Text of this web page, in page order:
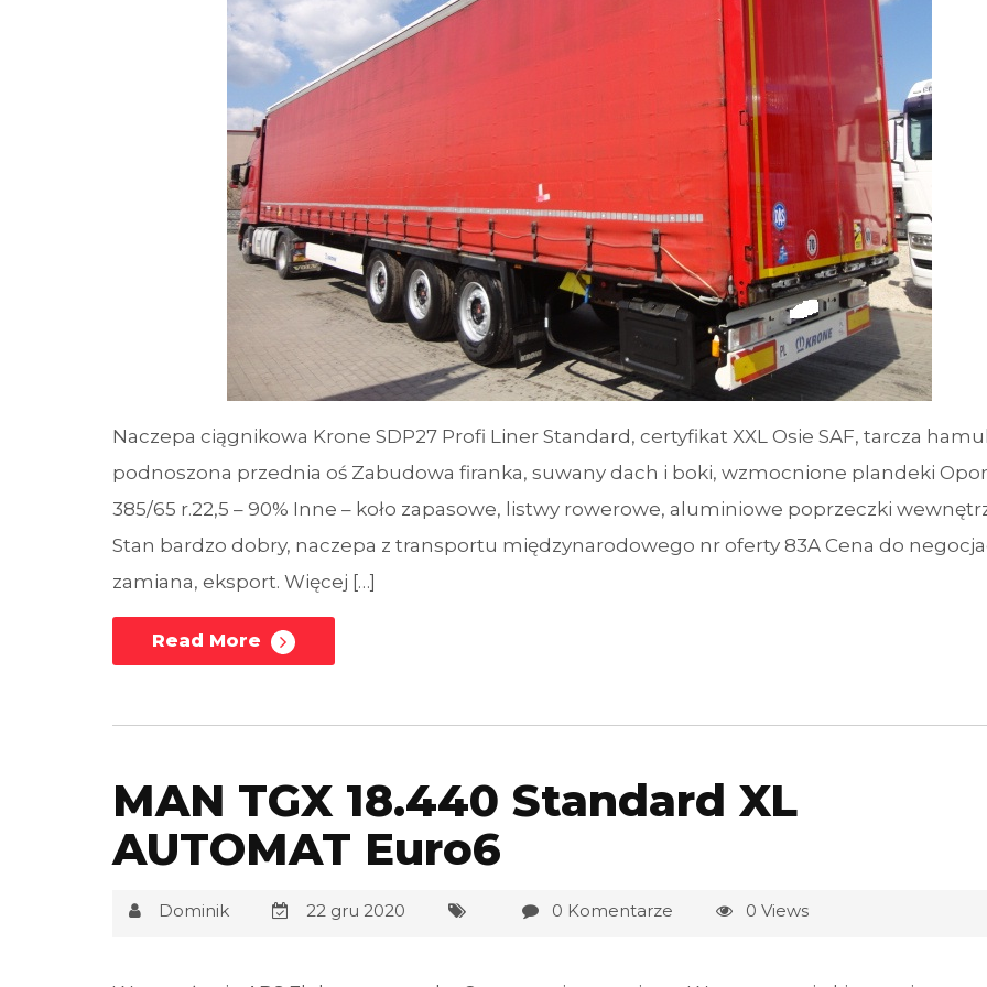
Naczepa ciągnikowa Krone SDP27 Profi Liner Standard, certyfikat XXL Osie SAF, tarcza
podnoszona przednia oś Zabudowa firanka, suwany dach i boki, wzmocnione plandeki
385/65 r.22,5 – 90% Inne – koło zapasowe, listwy rowerowe, aluminiowe poprzeczki
Stan bardzo dobry, naczepa z transportu międzynarodowego nr oferty 83A Cena do
zamiana, eksport. Więcej […]
Read More
MAN TGX 18.440 Standard XL
AUTOMAT Euro6
Dominik 22 gru 2020 0 Komentarze 0 Views